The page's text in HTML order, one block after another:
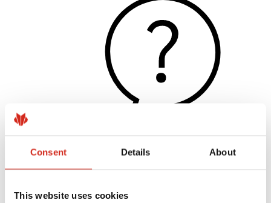
Consent Details About
This website uses cookies
Pomocne linki
Pliki do pobrania